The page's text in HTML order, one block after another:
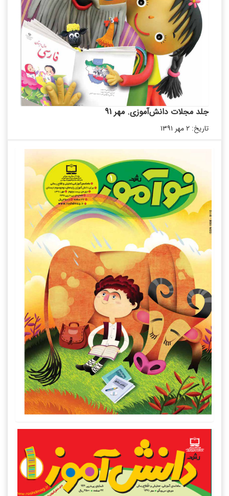
جلد مجلات دانش‌آموزی. مهر 91
تاریخ: ۲ مهر ۱۳۹۱